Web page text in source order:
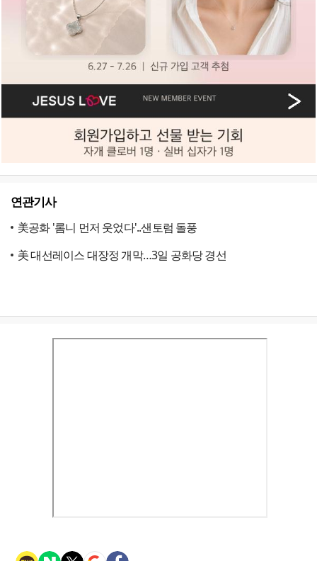
연관기사
美공화 '롬니 먼저 웃었다'..샌토럼 돌풍
美 대선레이스 대장정 개막…3일 공화당 경선